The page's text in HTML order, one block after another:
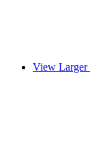
View Larger